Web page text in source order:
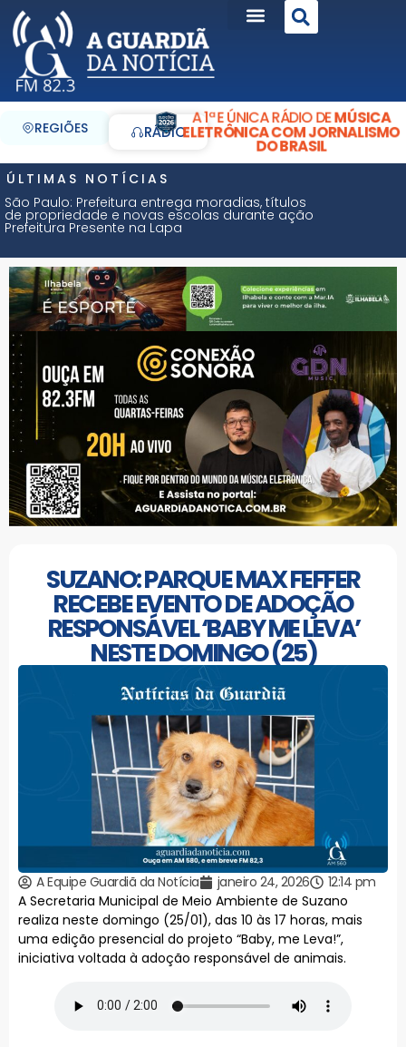
REGIÕES RÁDIO
A 1ª E ÚNICA RÁDIO DEMÚSICA
ELETRÔNICA COM JORNALISMO
DO BRASIL
ÚLTIMAS NOTÍCIAS
São Paulo: Prefeitura entrega moradias, títulos
de propriedade e novas escolas durante ação
Prefeitura Presente na Lapa
SUZANO: PARQUE MAX FEFFER
RECEBE EVENTO DE ADOÇÃO
RESPONSÁVEL ‘BABY ME LEVA’
NESTE DOMINGO (25)
A Equipe Guardiã da Notícia janeiro 24, 2026
12:14 pm
A Secretaria Municipal de Meio Ambiente de Suzano
realiza neste domingo (25/01), das 10 às 17 horas, mais
uma edição presencial do projeto “Baby, me Leva!”,
iniciativa voltada à adoção responsável de animais.